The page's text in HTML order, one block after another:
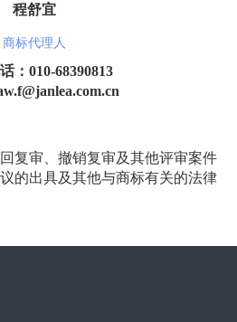
程舒宜
商标代理人
：010-68390813
复审、撤销复审及其他评审案件
的出具及其他与商标有关的法律